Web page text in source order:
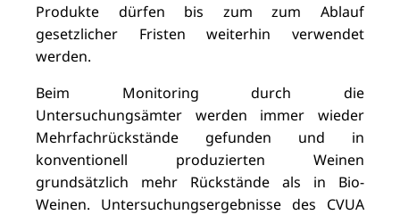
Produkte dürfen bis zum zum Ablauf
gesetzlicher Fristen weiterhin verwendet
werden.
Beim Monitoring durch die
Untersuchungsämter werden immer wieder
Mehrfachrückstände gefunden und in
konventionell produzierten Weinen
grundsätzlich mehr Rückstände als in Bio-
Weinen. Untersuchungsergebnisse des CVUA